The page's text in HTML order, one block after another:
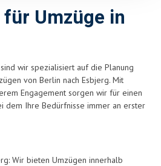
Umzüge in
wir spezialisiert auf die Planung
von Berlin nach Esbjerg. Mit
Engagement sorgen wir für einen
dem Ihre Bedürfnisse immer an erster
Wir bieten Umzügen innerhalb